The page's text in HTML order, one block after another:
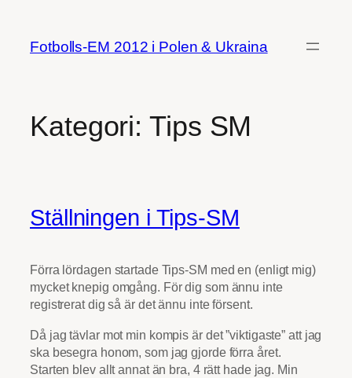
innehåll
Fotbolls-EM 2012 i Polen & Ukraina
Kategori: Tips SM
Ställningen i Tips-SM
Förra lördagen startade Tips-SM med en (enligt mig)
mycket knepig omgång. För dig som ännu inte
registrerat dig så är det ännu inte försent.
Då jag tävlar mot min kompis är det ”viktigaste” att jag
ska besegra honom, som jag gjorde förra året.
Starten blev allt annat än bra, 4 rätt hade jag. Min